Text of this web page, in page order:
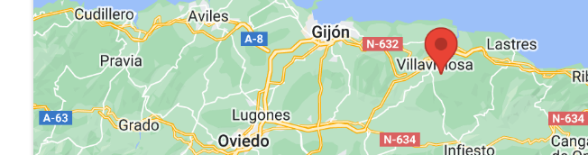
APARTAMENTO ARITMÉTICA
Apartamento en 1ª planta : 1 habitación , salón ? cocina y baño. Salida al corredor
APARTAMENTO BIOLOGÍA
Estudio en 1ª planta : habitación , salón ? cocina y baño. Salida al corredor con
APARTAMENTO GEOMETRÍA